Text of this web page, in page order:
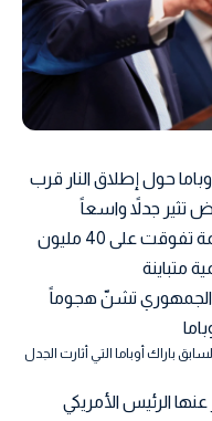
حول إطلاق النار قرب
تثير جدلاً واسعاً
تغريدته التي بلغت 64 كلمة تفوقت على 40 مليون
متباينة
تشنّ هجوماً
باراك أوباما التي أثارت الجدل
الرئيس الأمريكي